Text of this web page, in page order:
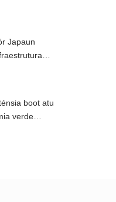
Japaun
boot atu
verde
Horta